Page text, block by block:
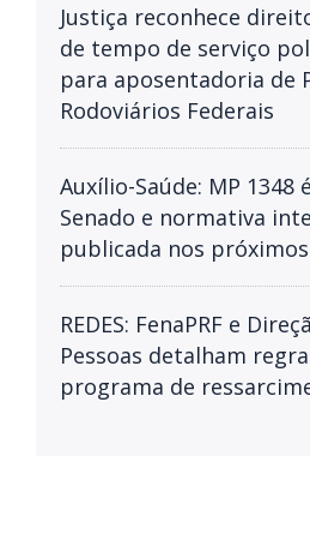
Justiça reconhece
de tempo de serviço
para aposentadoria de
Rodoviários Federais
Auxílio-Saúde: MP 1348
Senado e normativa
publicada nos
REDES: FenaPRF e
Pessoas detalham
programa de